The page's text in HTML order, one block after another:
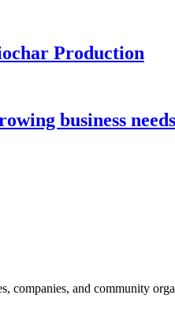
Production
business needs
and community